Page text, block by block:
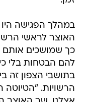
במהלך הפגישה היו
האוצר לראשי
כך שמושכים אותם
להם הבטחות בלי
בתושבי הצפון זה
הרשויות.